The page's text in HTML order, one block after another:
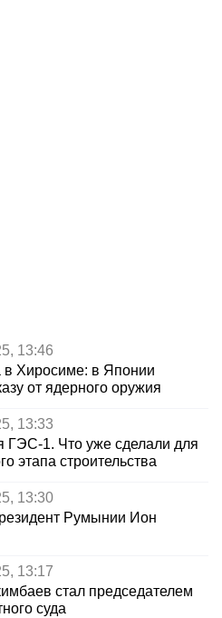
13:46
в Хиросиме: в Японии
от ядерного оружия
13:33
ГЭС-1. Что уже сделали для
этапа строительства
13:30
Румынии Ион
13:17
стал председателем
суда